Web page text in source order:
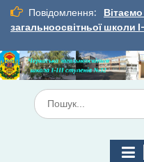
Перейти
вмісту
Повідомлення:
загальноосвітньої школи
Шукати: